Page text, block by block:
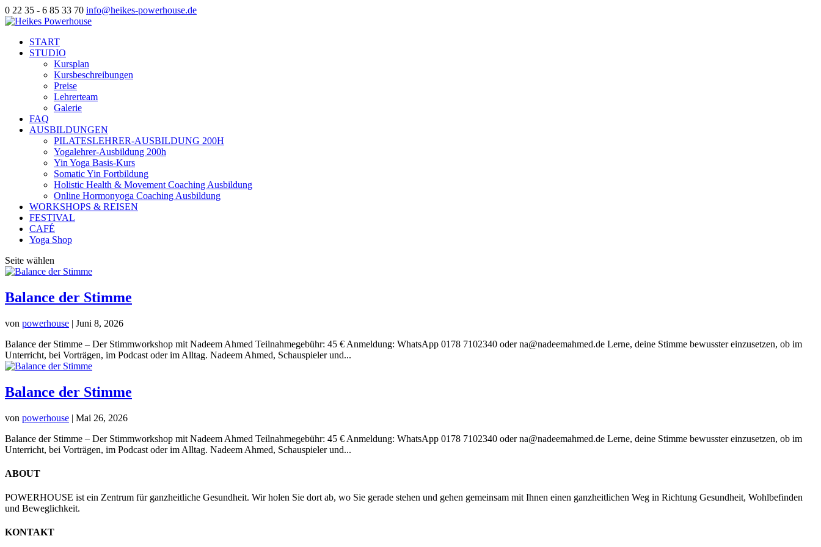
0 22 35 - 6 85 33 70 info@heikes-powerhouse.de
START
STUDIO
Kursplan
Kursbeschreibungen
Preise
Lehrerteam
Galerie
FAQ
AUSBILDUNGEN
PILATESLEHRER-AUSBILDUNG 200H
Yogalehrer-Ausbildung 200h
Yin Yoga Basis-Kurs
Somatic Yin Fortbildung
Holistic Health & Movement Coaching Ausbildung
Online Hormonyoga Coaching Ausbildung
WORKSHOPS & REISEN
FESTIVAL
CAFÉ
Yoga Shop
Seite wählen
Balance der Stimme
von powerhouse | Juni 8, 2026
Balance der Stimme – Der Stimmworkshop mit Nadeem Ahmed Teilnahmegebühr: 45 € Anmeldung: WhatsApp 0178 7102340 oder na@nadeemahmed.de Lerne, deine Stimme bewusster einzusetzen, ob im
Unterricht, bei Vorträgen, im Podcast oder im Alltag. Nadeem Ahmed, Schauspieler und...
Balance der Stimme
von powerhouse | Mai 26, 2026
Balance der Stimme – Der Stimmworkshop mit Nadeem Ahmed Teilnahmegebühr: 45 € Anmeldung: WhatsApp 0178 7102340 oder na@nadeemahmed.de Lerne, deine Stimme bewusster einzusetzen, ob im
Unterricht, bei Vorträgen, im Podcast oder im Alltag. Nadeem Ahmed, Schauspieler und...
ABOUT
POWERHOUSE ist ein Zentrum für ganzheitliche Gesundheit. Wir holen Sie dort ab, wo Sie gerade stehen und gehen gemeinsam mit Ihnen einen ganzheitlichen Weg in Richtung Gesundheit, Wohlbefinden
und Beweglichkeit.
KONTAKT